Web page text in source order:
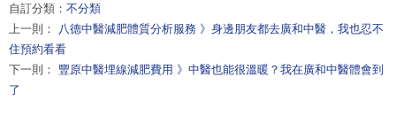
自訂分類： 不分類
上一則： 八德中醫減肥體質分析服務 》身邊朋友都去廣和中醫，我也忍不
住預約看看
下一則： 豐原中醫埋線減肥費用 》中醫也能很溫暖？我在廣和中醫體會到
了